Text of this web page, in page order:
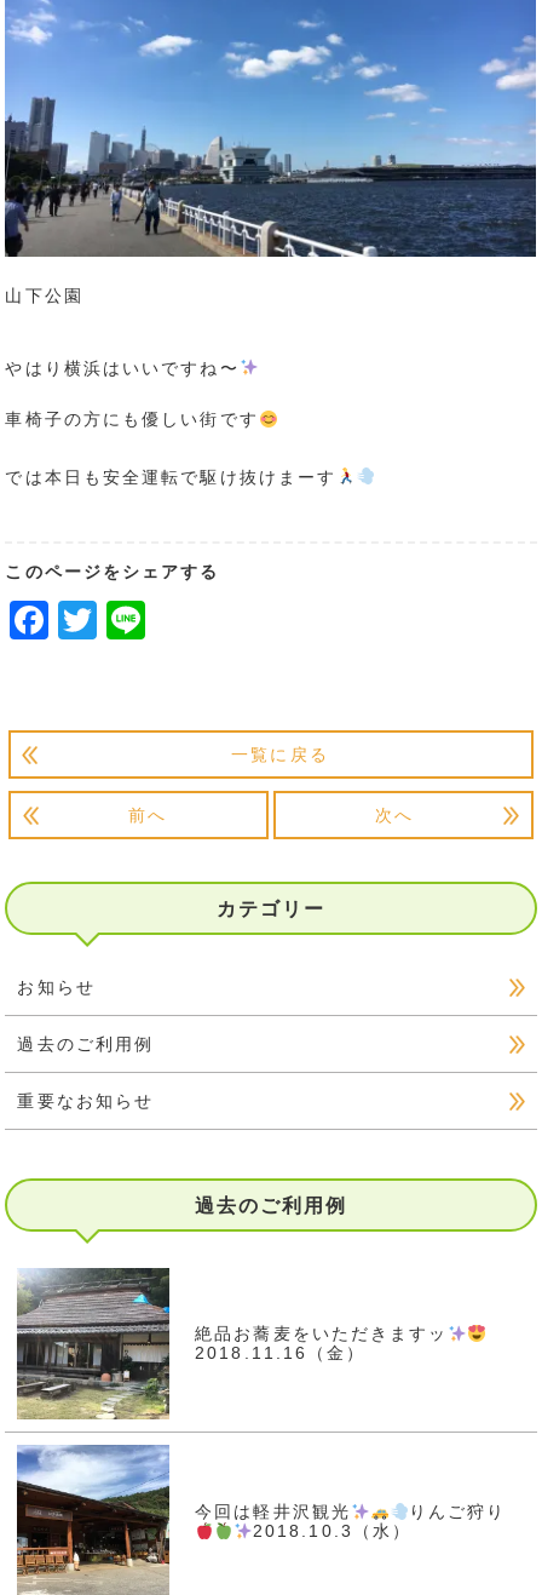
山下公園
やはり横浜はいいですね〜
車椅子の方にも優しい街です
では本日も安全運転で駆け抜けまーす
このページをシェアする
Facebook
Twitter
一覧に戻る
前へ 次へ
カテゴリー
お知らせ
過去のご利用例
重要なお知らせ
過去のご利用例
絶品お蕎麦をいただきますッ
2018.11.16（金）
今回は軽井沢観光
りんご狩り
2018.10.3（水）